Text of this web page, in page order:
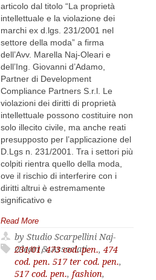
articolo dal titolo “La proprietà
intellettuale e la violazione dei
marchi ex d.lgs. 231/2001 nel
settore della moda” a firma
dell’Avv. Marella Naj-Oleari e
dell’Ing. Giovanni d’Adamo,
Partner di Development
Compliance Partners S.r.l. Le
violazioni dei diritti di proprietà
intellettuale possono costituire non
solo illecito civile, ma anche reati
presupposto per l’applicazione del
D.Lgs n. 231/2001. Tra i settori più
colpiti rientra quello della moda,
ove il rischio di interferire con i
diritti altrui è estremamente
significativo e
Read More
by Studio Scarpellini Naj-
Oleari & Associati
231/01,473 cod. pen., 474
cod. pen. 517 ter cod. pen.,
517 cod. pen., fashion,